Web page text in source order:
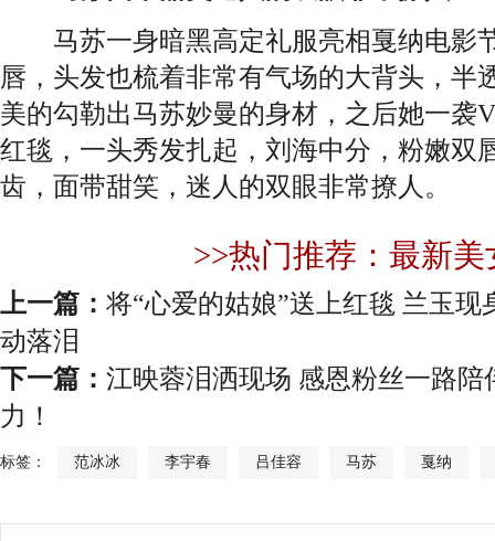
马苏一身暗黑高定礼服亮相戛纳电影
唇，头发也梳着非常有气场的大背头，半
美的勾勒出马苏妙曼的身材，之后她一袭
红毯，一头秀发扎起，刘海中分，粉嫩双
齿，面带甜笑，迷人的双眼非常撩人。
>>热门推荐：最新美
上一篇： 将“心爱的姑娘”送上红毯 兰玉
动落泪
下一篇： 江映蓉泪洒现场 感恩粉丝一路
力！
标签： 范冰冰 李宇春 吕佳容 马苏 戛纳